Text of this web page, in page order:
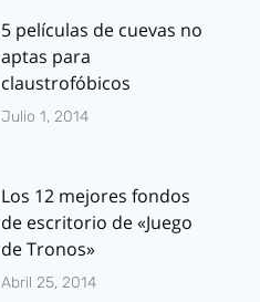
detalles de
trama y de
5 películas de cuevas no
aptas para
claustrofóbicos
Julio 1, 2014
Los 12 mejores fondos
de escritorio de «Juego
de Tronos»
Abril 25, 2014